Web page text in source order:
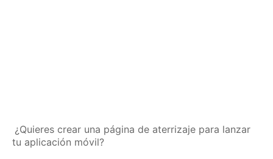
¿Quieres crear una página de aterrizaje para lanzar
tu aplicación móvil?